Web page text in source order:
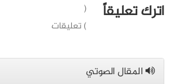
اترك تعليقاً
(
) تعليقات
المقال الصوتي